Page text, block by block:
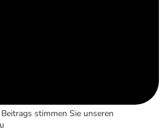
stimmen Sie unseren